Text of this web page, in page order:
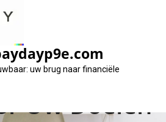
uw brug naar financiële
Een
20.000
Uw Doelen